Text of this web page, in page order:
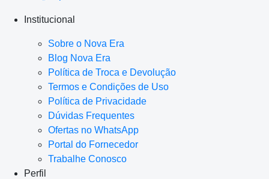
Institucional
Sobre o Nova Era
Blog Nova Era
Política de Troca e Devolução
Termos e Condições de Uso
Política de Privacidade
Dúvidas Frequentes
Ofertas no WhatsApp
Portal do Fornecedor
Trabalhe Conosco
Perfil